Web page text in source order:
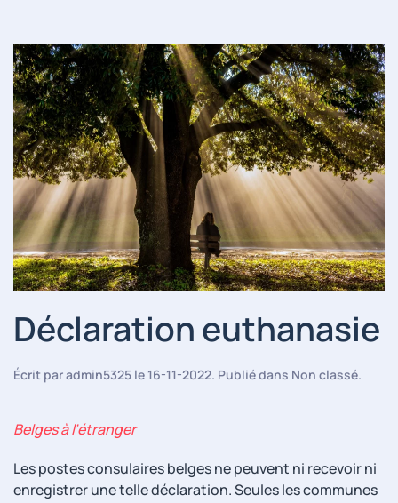
Déclaration euthanasie
Écrit paradmin5325 le 16-11-2022. Publié dans Non classé.
Belges à l’étranger
Les postes consulaires belges ne peuvent ni recevoir ni
enregistrer une telle déclaration. Seules les communes